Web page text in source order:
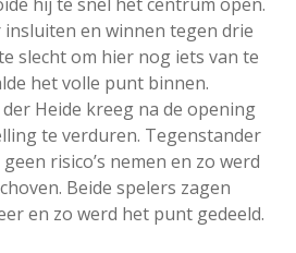
hij te snel het centrum open.
en winnen tegen drie
slecht om hier nog iets van te
het volle punt binnen.
Heide kreeg na de opening
te verduren. Tegenstander
risico’s nemen en zo werd
Beide spelers zagen
en zo werd het punt gedeeld.